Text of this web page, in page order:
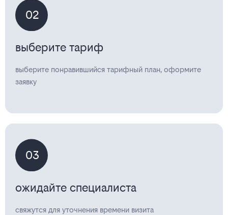
02
выберите тариф
выберите понравившийся тарифный план, оформите
заявку
03
ожидайте специалиста
свяжутся для уточнения времени визита